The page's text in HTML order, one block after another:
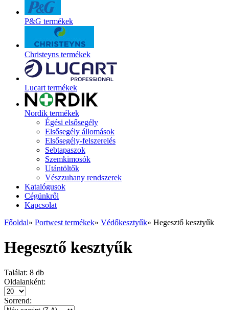
P&G termékek
Christeyns termékek
Lucart termékek
Nordik termékek
Égési elsősegély
Elsősegély állomások
Elsősegély-felszerelés
Sebtapaszok
Szemkimosók
Utántöltők
Vészzuhany rendszerek
Katalógusok
Cégünkről
Kapcsolat
Főoldal» Portwest termékek» Védőkesztyűk» Hegesztő kesztyűk
Hegesztő kesztyűk
Találat: 8 db
Oldalanként:
Sorrend: